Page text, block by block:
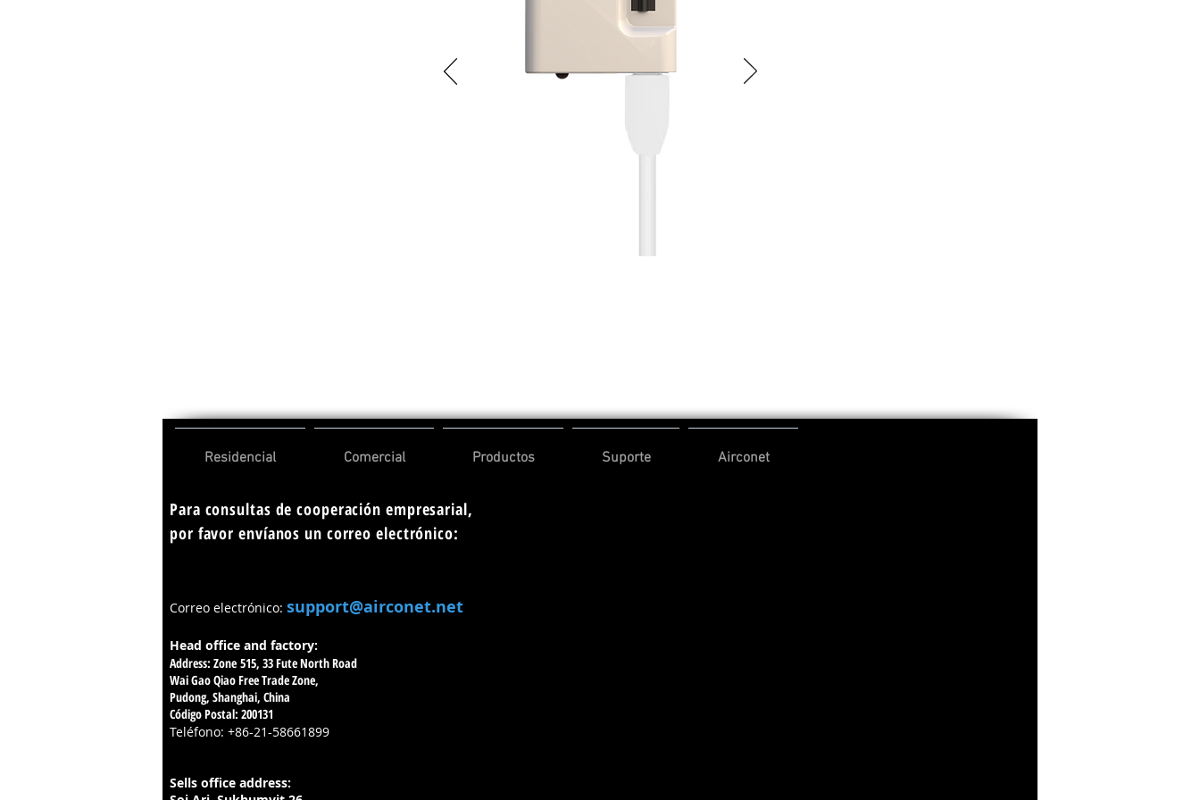
Residencial Comercial Productos Suporte Airconet
Para consultas de cooperación empresarial,
por favor envíanos un correo electrónico:
Correo electrónico: support@airconet.net
Head office and factory:
Address: Zone 515, 33 Fute North Road
Wai Gao Qiao Free Trade Zone,
Pudong, Shanghai, China
Código Postal: 200131
Teléfono: +86-21-58661899
Sells office address: